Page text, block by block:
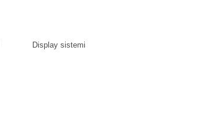
Display sistemi